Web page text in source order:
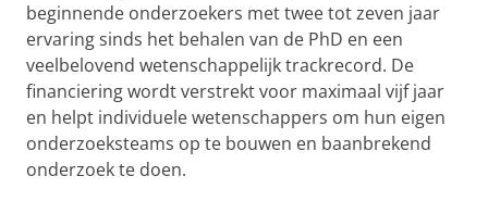
beginnende onderzoekers met twee tot zeven jaar
ervaring sinds het behalen van de PhD en een
veelbelovend wetenschappelijk trackrecord. De
financiering wordt verstrekt voor maximaal vijf jaar
en helpt individuele wetenschappers om hun eigen
onderzoeksteams op te bouwen en baanbrekend
onderzoek te doen.